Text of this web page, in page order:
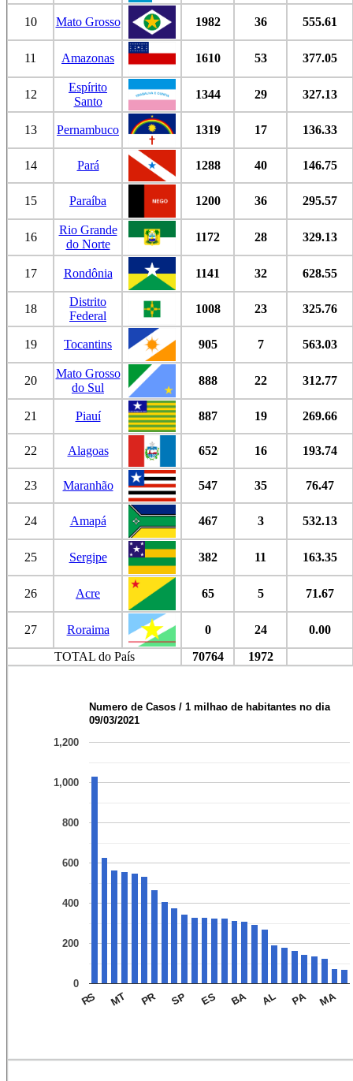
10 Mato Grosso 1982 36 555.61
11 Amazonas 1610 53 377.05
12
Espírito
Santo
1344 29 327.13
13 Pernambuco 1319 17 136.33
14 Pará 1288 40 146.75
15 Paraíba 1200 36 295.57
16
Rio Grande
do Norte
1172 28 329.13
17 Rondônia 1141 32 628.55
18
Distrito
Federal
1008 23 325.76
19 Tocantins 905 7 563.03
20
Mato Grosso
do Sul
888 22 312.77
21 Piauí 887 19 269.66
22 Alagoas 652 16 193.74
23 Maranhão 547 35 76.47
24 Amapá 467 3 532.13
25 Sergipe 382 11 163.35
26 Acre 65 5 71.67
27 Roraima 0 24
0.00
TOTAL do País
70764 1972
Numero de Casos / 1 milhao de habitantes no dia
09/03/2021
RS MT PR SP ES BA AL PA MA
0
200
400
600
800
1,000
1,200